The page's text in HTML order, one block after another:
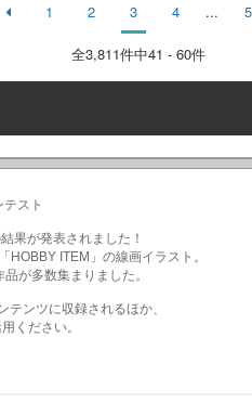
1 2 3 4 ... 5
全3,811件中41 - 60件